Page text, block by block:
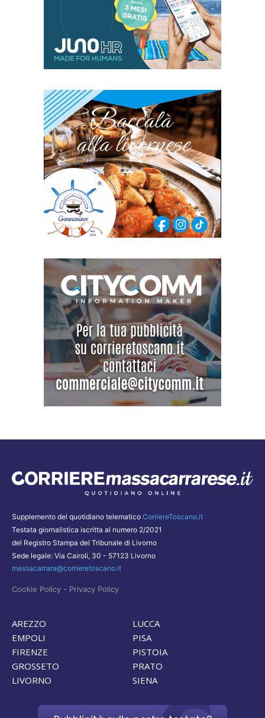
Supplemento del quotidiano telematico CorriereToscano.it
Testata giornalistica iscritta al numero 2/2021
del Registro Stampa del Tribunale di Livorno
Sede legale: Via Cairoli, 30 - 57123 Livorno
massacarrara@corrieretoscano.it
Cookie Policy - Privacy Policy
AREZZO
EMPOLI
FIRENZE
GROSSETO
LIVORNO
LUCCA
PISA
PISTOIA
PRATO
SIENA